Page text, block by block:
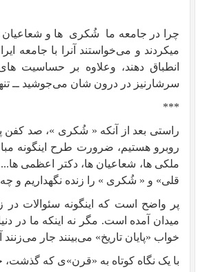
چرا در جامعه ما شُکری ها و
میکردند و می‌خواستند آنرا با جامعه
انطباق دهند، وعلاوه بر حساسیت
سرشارنیز در درون شان می‌جوشید ــ
***
راستی بعد از آنکه « شُکری »، صد کفن
روبرو هستیم، ضرورت طرح اینگونه
ملکی ها، شعاعیان ها، دکتر اعظمی
قلی» و « شُکری » را زنده نگهداریم و
پر واضح است که اینگونه سئوالات
میدان آمده است. مگر نه اینکه ما در
خواب «پایان تاریخ» می‌بینند جار
با یک نگاه کوتاه به «قرن»ی که